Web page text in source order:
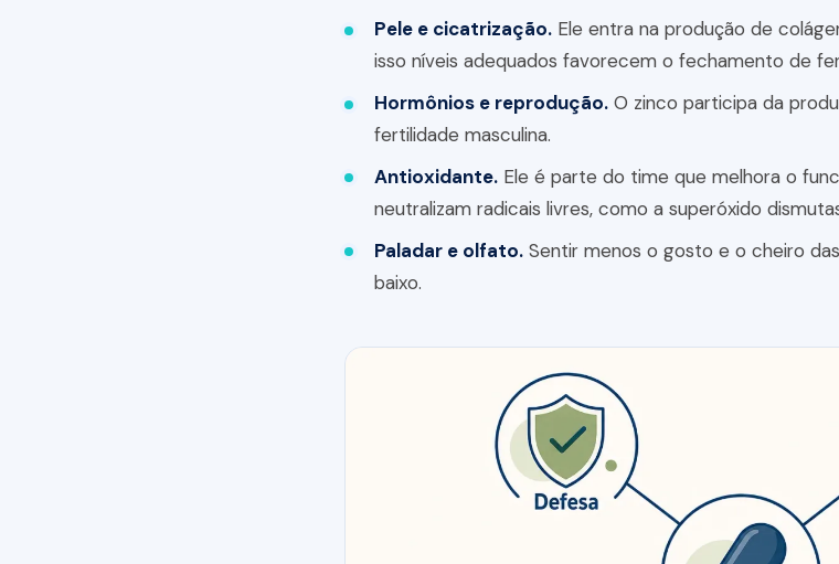
Pele e cicatrização. Ele entra na produção de
isso níveis adequados favorecem o fechamento de
Hormônios e reprodução. O zinco participa da
fertilidade masculina.
Antioxidante. Ele é parte do time que melhora o
neutralizam radicais livres, como a superóxido
Paladar e olfato. Sentir menos o gosto e o cheiro
baixo.